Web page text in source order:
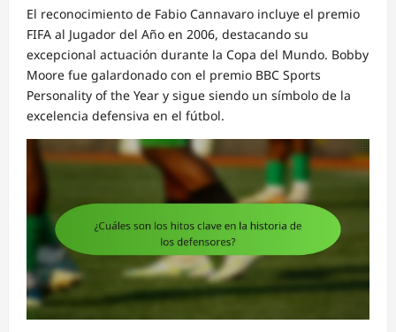
El reconocimiento de Fabio Cannavaro incluye el premio
FIFA al Jugador del Año en 2006, destacando su
excepcional actuación durante la Copa del Mundo. Bobby
Moore fue galardonado con el premio BBC Sports
Personality of the Year y sigue siendo un símbolo de la
excelencia defensiva en el fútbol.